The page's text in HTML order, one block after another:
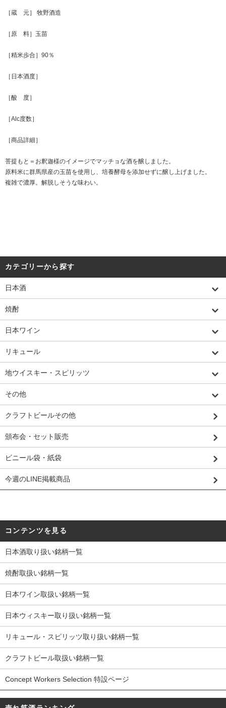
［蔵 元］ 牧野酒造
［原 料］玉苗
［精米歩合］90％
［日本酒度］
［酸 度］
［Alc度数］
［商品詳細］
菩提もと＝お釈迦様のイメージでマッチョな酒を醸しました。
原料米に群馬県産の玉苗を使用し、培養酵母を添加せずに醸し上げました。
複雑で濃厚。解脱しそうな味わい。
カテゴリーから探す
日本酒
焼酎
日本ワイン
リキュール
地ウイスキー・スピリッツ
その他
クラフトビールその他
頒布会・セット販売
ビニール袋・紙袋
今週のLINE掲載商品
コンテンツを見る
日本酒取り扱い銘柄一覧
焼酎取扱い銘柄一覧
日本ワイン取扱い銘柄一覧
日本ウィスキー取り扱い銘柄一覧
リキュール・スピリッツ取り扱い銘柄一覧
クラフトビール取扱い銘柄一覧
Concept Workers Selection 特設ページ